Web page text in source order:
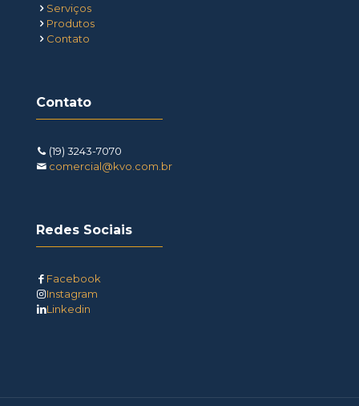
Serviços
Produtos
Contato
Contato
(19) 3243-7070
comercial@kvo.com.br
Redes Sociais
Facebook
Instagram
Linkedin